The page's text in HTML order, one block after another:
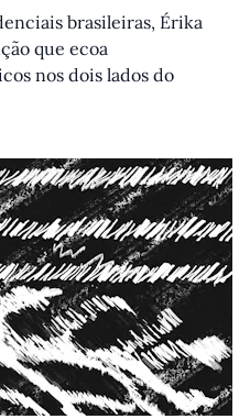
brasileiras, Érika
que ecoa
nos dois lados do